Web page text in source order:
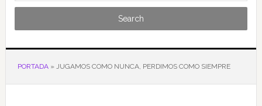
Search
PORTADA» JUGAMOS COMO NUNCA, PERDIMOS COMO SIEMPRE